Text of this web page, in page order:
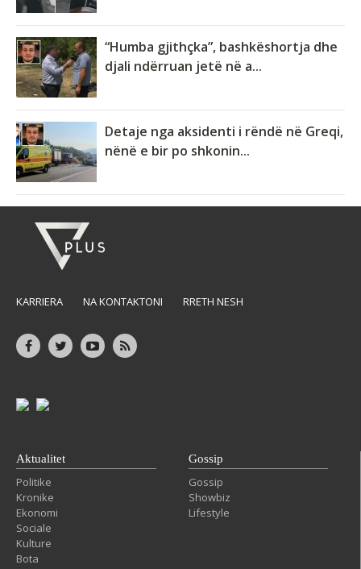
“Humba gjithçka”, bashkëshortja dhe
djali ndërruan jetë në a...
Detaje nga aksidenti i rëndë në Greqi,
nënë e bir po shkonin...
KARRIERA NA KONTAKTONI RRETH NESH
Aktualitet
Politike
Kronike
Ekonomi
Sociale
Kulture
Bota
Gossip
Gossip
Showbiz
Lifestyle